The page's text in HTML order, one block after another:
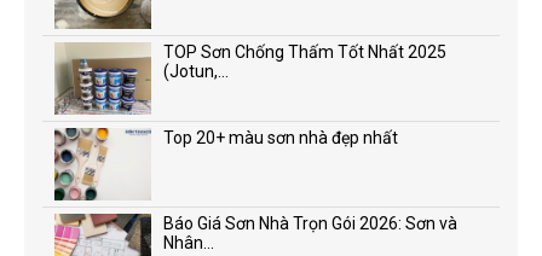
TOP Sơn Chống Thấm Tốt Nhất 2025
(Jotun,...
Top 20+ màu sơn nhà đẹp nhất
Báo Giá Sơn Nhà Trọn Gói 2026: Sơn và
Nhân...